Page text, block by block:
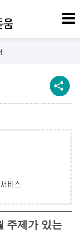
비스
주제가 있는